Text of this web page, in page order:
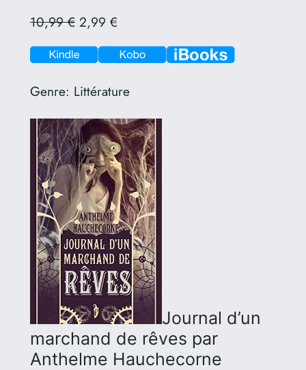
10,99 €2,99 €
Genre: Littérature
Journal d’un
marchand de rêves par
Anthelme Hauchecorne